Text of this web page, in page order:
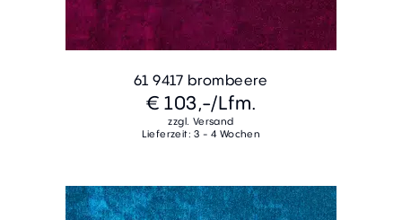
61 9417 brombeere
€ 103,-/Lfm.
zzgl. Versand
Lieferzeit: 3 - 4 Wochen